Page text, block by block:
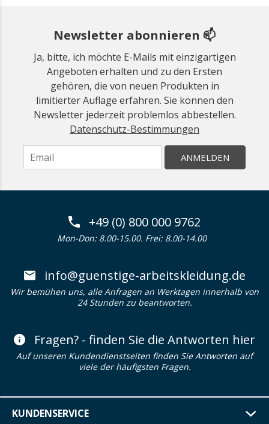
Newsletter abonnieren 📫
Ja, bitte, ich möchte E-Mails mit einzigartigen
Angeboten erhalten und zu den Ersten
gehören, die von neuen Produkten in
limitierter Auflage erfahren. Sie können den
Newsletter jederzeit problemlos abbestellen.
Datenschutz-Bestimmungen
ANMELDEN
+49 (0) 800 000 9762
Mon-Don: 8.00-15.00. Frei: 8.00-14.00
info@guenstige-arbeitskleidung.de
Wir bemühen uns, alle Anfragen an Werktagen innerhalb von
24 Stunden zu beantworten.
Fragen? - finden Sie die Antworten hier
Auf unseren Kundendienstseiten finden Sie Antworten auf
viele der häufigsten Fragen.
KUNDENSERVICE